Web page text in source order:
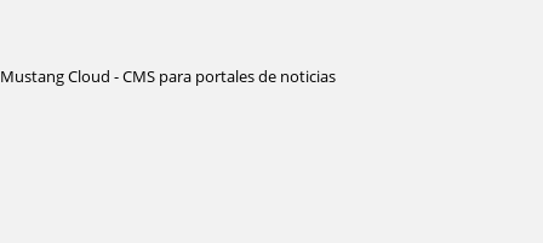
Mustang Cloud - CMS para portales de noticias